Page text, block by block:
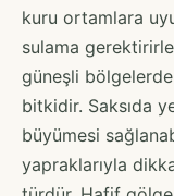
kuru ortamlara
sulama
güneşli
bitkidir. Saksıda
büyümesi
yapraklarıyla